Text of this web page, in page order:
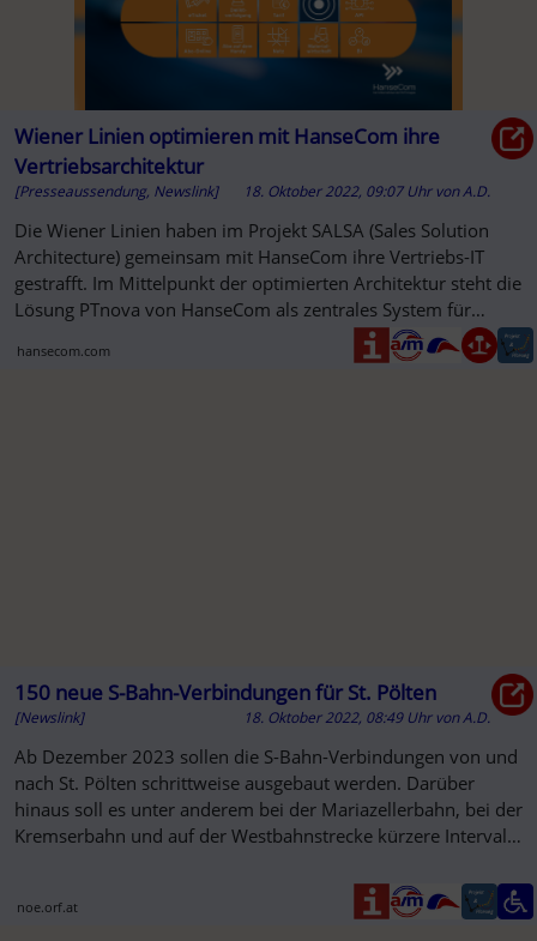
Wiener Linien optimieren mit HanseCom ihre
Vertriebsarchitektur
[Presseaussendung, Newslink] 18. Oktober 2022, 09:07 Uhr vonA.D.
Die Wiener Linien haben im Projekt SALSA (Sales Solution
Architecture) gemeinsam mit HanseCom ihre Vertriebs-IT
gestrafft. Im Mittelpunkt der optimierten Architektur steht die
Lösung PTnova von HanseCom als zentrales System für
hansecom.com
150 neue S-Bahn-Verbindungen für St. Pölten
[Newslink] 18. Oktober 2022, 08:49 Uhr vonA.D.
Ab Dezember 2023 sollen die S-Bahn-Verbindungen von und
nach St. Pölten schrittweise ausgebaut werden. Darüber
hinaus soll es unter anderem bei der Mariazellerbahn, bei der
Kremserbahn und auf der Westbahnstrecke kürzere Intervalle
noe.orf.at